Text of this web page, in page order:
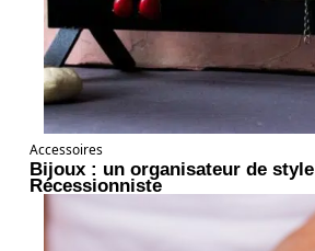
Accessoires
Bijoux : un organisateur de style
Récessionniste